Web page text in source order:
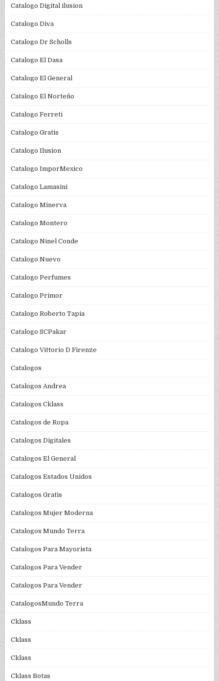
Catalogo Digital ilusion
Catalogo Diva
Catalogo Dr Scholls
Catalogo El Dasa
Catalogo El General
Catalogo El Norteño
Catalogo Ferreti
Catalogo Gratis
Catalogo Ilusion
Catalogo ImporMexico
Catalogo Lamasini
Catalogo Minerva
Catalogo Montero
Catalogo Ninel Conde
Catalogo Nuevo
Catalogo Perfumes
Catalogo Primor
Catalogo Roberto Tapia
Catalogo SCPakar
Catalogo Vittorio D Firenze
Catalogos
Catalogos Andrea
Catalogos Cklass
Catalogos de Ropa
Catalogos Digitales
Catalogos El General
Catalogos Estados Unidos
Catalogos Gratis
Catalogos Mujer Moderna
Catalogos Mundo Terra
Catalogos Para Mayorista
Catalogos Para Vender
Catalogos Para Vender
CatalogosMundo Terra
Cklass
Cklass
Cklass
Cklass Botas